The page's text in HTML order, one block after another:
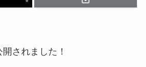
されました！